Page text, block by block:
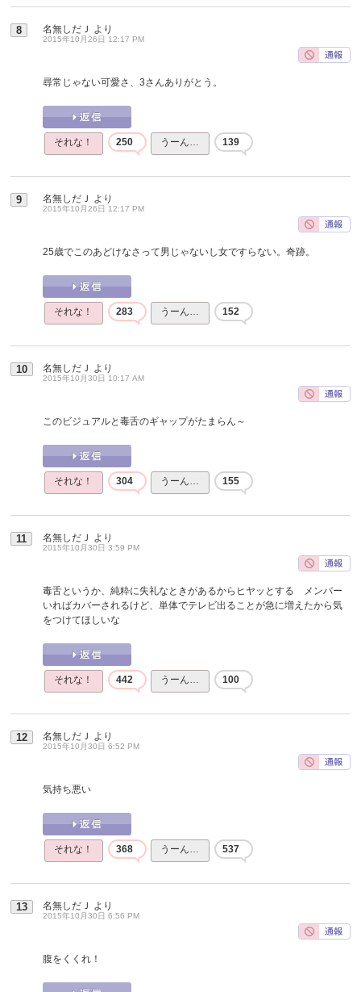
8 名無しだＪ より
2015年10月26日 12:17 PM
尋常じゃない可愛さ、3さんありがとう。
それな！ 250 うーん… 139
9 名無しだＪ より
2015年10月26日 12:17 PM
25歳でこのあどけなさって男じゃないし女ですらない。奇跡。
それな！ 283 うーん… 152
10 名無しだＪ より
2015年10月30日 10:17 AM
このビジュアルと毒舌のギャップがたまらん～
それな！ 304 うーん… 155
11 名無しだＪ より
2015年10月30日 3:59 PM
毒舌というか、純粋に失礼なときがあるからヒヤッとする メンバー
いればカバーされるけど、単体でテレビ出ることが急に増えたから気
をつけてほしいな
それな！ 442 うーん… 100
12 名無しだＪ より
2015年10月30日 6:52 PM
気持ち悪い
それな！ 368 うーん… 537
13 名無しだＪ より
2015年10月30日 6:56 PM
腹をくくれ！